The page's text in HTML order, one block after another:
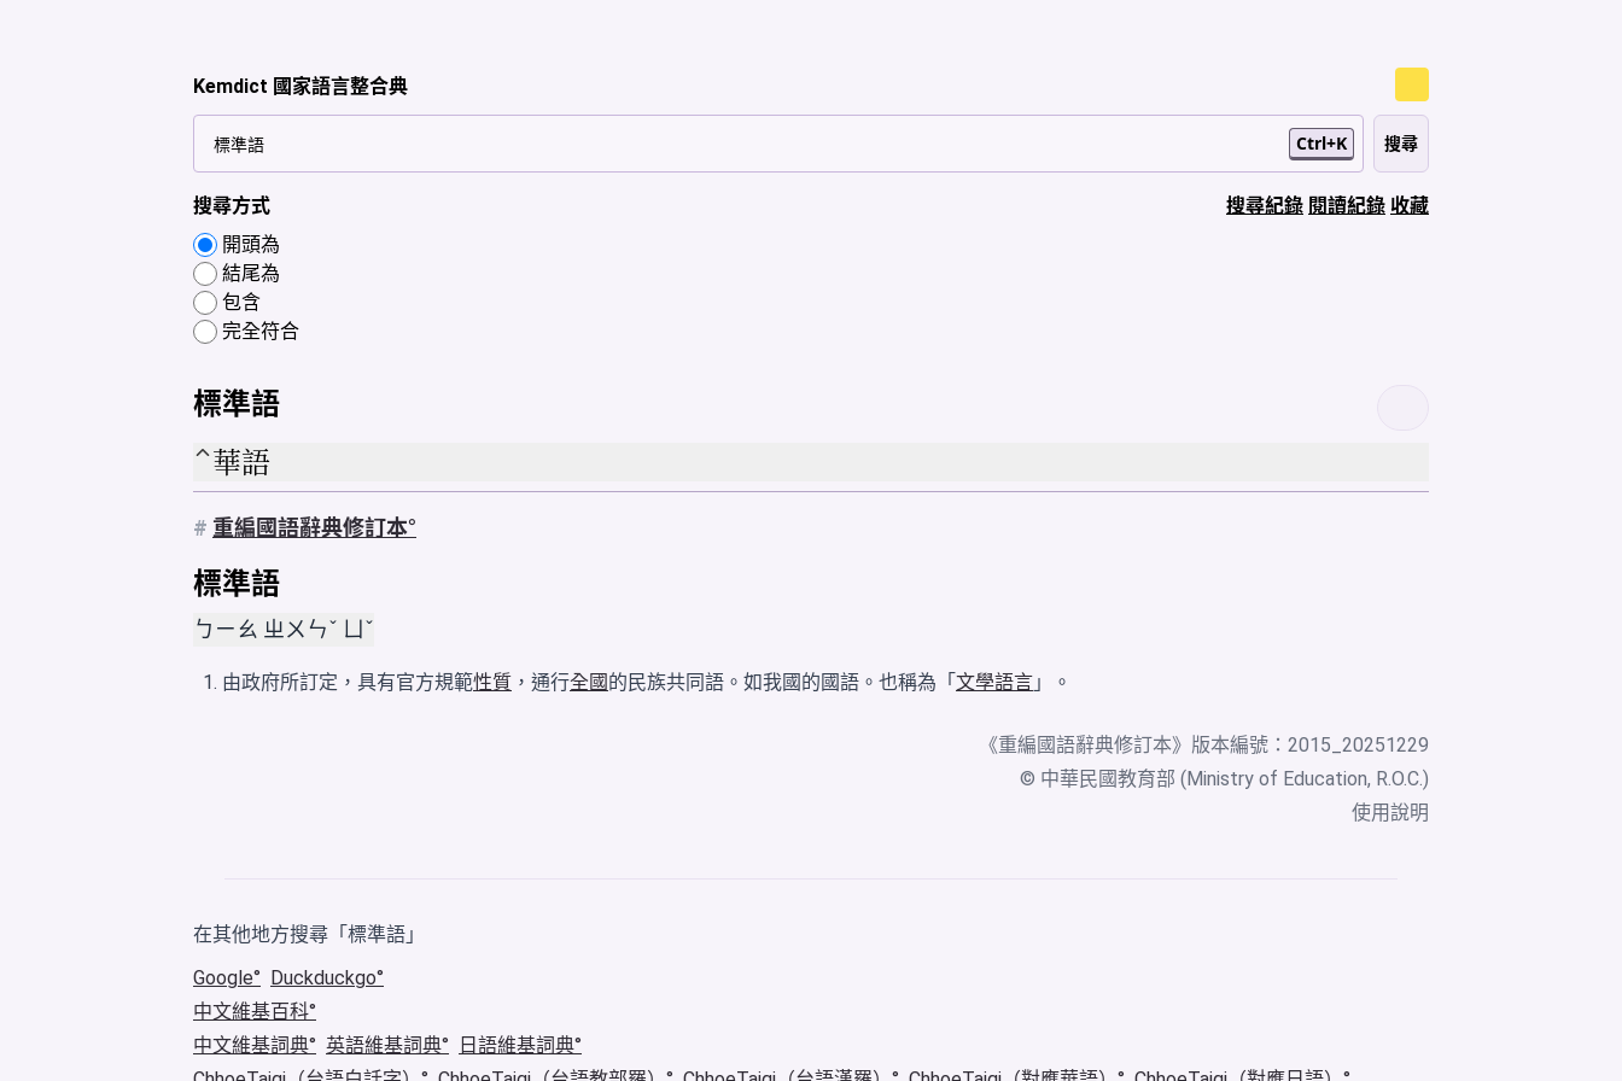
Kemdict 國家語言整合典
Ctrl+K
搜尋方式
開頭為
結尾為
包含
完全符合
搜尋紀錄 閱讀紀錄 收藏
標準語
華語
# 重編國語辭典修訂本
標準語
ㄅㄧㄠ ㄓㄨㄣˇ ㄩˇ
由政府所訂定，具有官方規範性質 ，通行全國的民族共同語。如我國的國語。也稱為「 文學語言 」。
《重編國語辭典修訂本》版本編號：2015_20251229
© 中華民國教育部 (Ministry of Education, R.O.C.)
使用說明
在其他地方搜尋「標準語」
Google
Duckduckgo
中文維基百科
中文維基詞典
英語維基詞典
日語維基詞典